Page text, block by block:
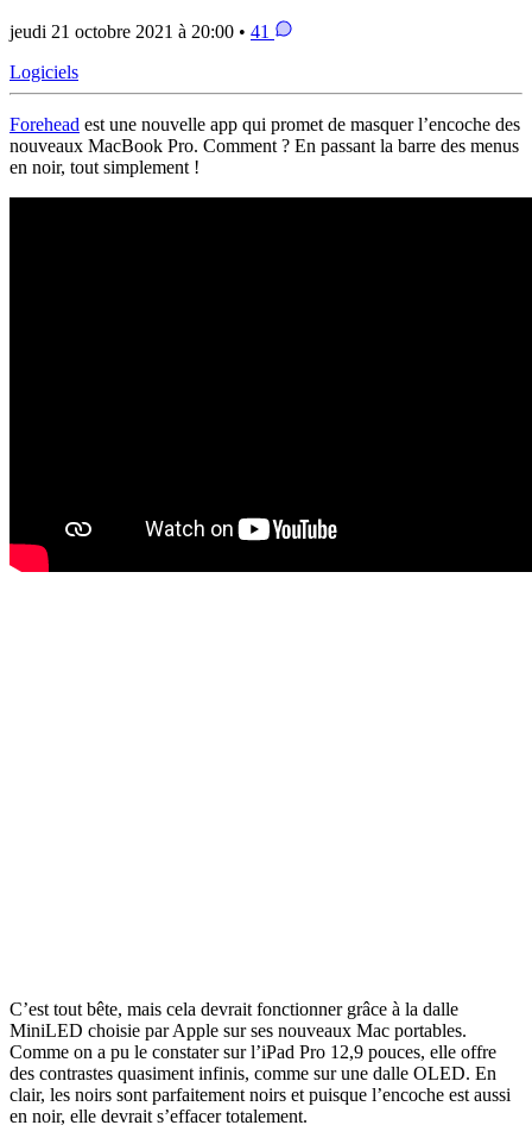
jeudi 21 octobre 2021 à 20:00 • 41
Logiciels
Forehead est une nouvelle app qui promet de masquer l’encoche des
nouveaux MacBook Pro. Comment ? En passant la barre des menus
en noir, tout simplement !
C’est tout bête, mais cela devrait fonctionner grâce à la dalle
MiniLED choisie par Apple sur ses nouveaux Mac portables.
Comme on a pu le constater sur l’iPad Pro 12,9 pouces, elle offre
des contrastes quasiment infinis, comme sur une dalle OLED. En
clair, les noirs sont parfaitement noirs et puisque l’encoche est aussi
en noir, elle devrait s’effacer totalement.